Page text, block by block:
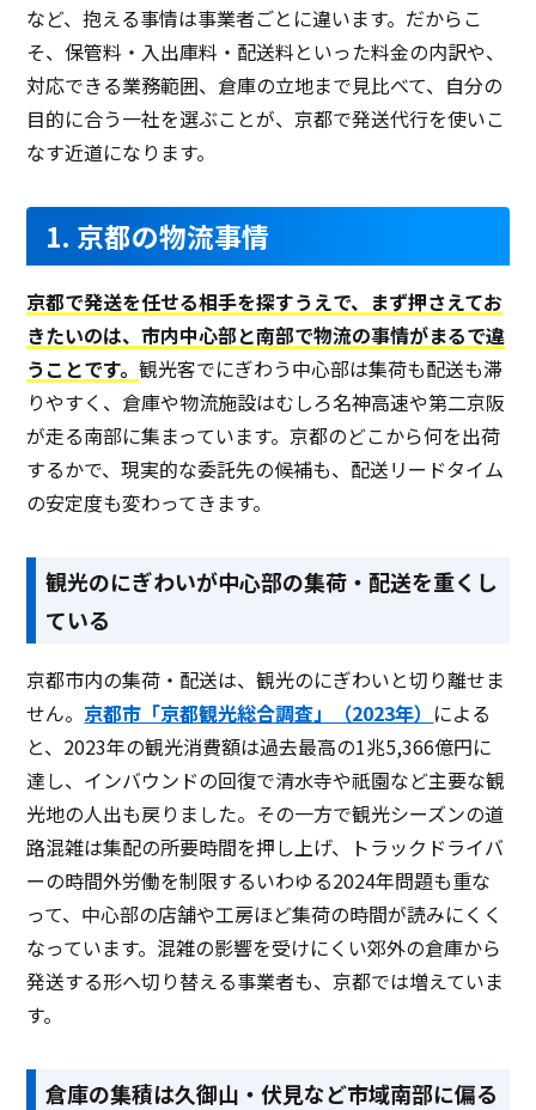
など、抱える事情は事業者ごとに違います。だからこ
そ、保管料・入出庫料・配送料といった料金の内訳や、
対応できる業務範囲、倉庫の立地まで見比べて、自分の
目的に合う一社を選ぶことが、京都で発送代行を使いこ
なす近道になります。
1. 京都の物流事情
京都で発送を任せる相手を探すうえで、まず押さえてお
きたいのは、市内中心部と南部で物流の事情がまるで違
うことです。観光客でにぎわう中心部は集荷も配送も滞
りやすく、倉庫や物流施設はむしろ名神高速や第二京阪
が走る南部に集まっています。京都のどこから何を出荷
するかで、現実的な委託先の候補も、配送リードタイム
の安定度も変わってきます。
観光のにぎわいが中心部の集荷・配送を重くし
ている
京都市内の集荷・配送は、観光のにぎわいと切り離せま
せん。京都市「京都観光総合調査」（2023年） による
と、2023年の観光消費額は過去最高の1兆5,366億円に
達し、インバウンドの回復で清水寺や祇園など主要な観
光地の人出も戻りました。その一方で観光シーズンの道
路混雑は集配の所要時間を押し上げ、トラックドライバ
ーの時間外労働を制限するいわゆる2024年問題も重な
って、中心部の店舗や工房ほど集荷の時間が読みにくく
なっています。混雑の影響を受けにくい郊外の倉庫から
発送する形へ切り替える事業者も、京都では増えていま
す。
倉庫の集積は久御山・伏見など市域南部に偏る